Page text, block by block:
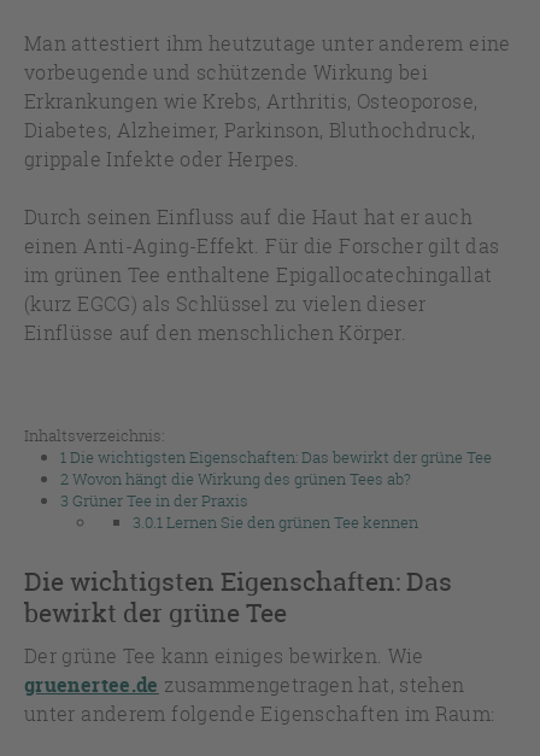
Man attestiert ihm heutzutage unter anderem eine
vorbeugende und schützende Wirkung bei
Erkrankungen wie Krebs, Arthritis, Osteoporose,
Diabetes, Alzheimer, Parkinson, Bluthochdruck,
grippale Infekte oder Herpes.
Durch seinen Einfluss auf die Haut hat er auch
einen Anti-Aging-Effekt. Für die Forscher gilt das
im grünen Tee enthaltene Epigallocatechingallat
(kurz EGCG) als Schlüssel zu vielen dieser
Einflüsse auf den menschlichen Körper.
Inhaltsverzeichnis:
1Die wichtigsten Eigenschaften: Das bewirkt der grüne Tee
2Wovon hängt die Wirkung des grünen Tees ab?
3 Grüner Tee in der Praxis
3.0.1Lernen Sie den grünen Tee kennen
Die wichtigsten Eigenschaften: Das
bewirkt der grüne Tee
Der grüne Tee kann einiges bewirken. Wie
gruenertee.de zusammengetragen hat, stehen
unter anderem folgende Eigenschaften im Raum: